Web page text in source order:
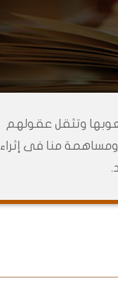
وتثقل عقولهم
ومساهمة منا فى إثراء